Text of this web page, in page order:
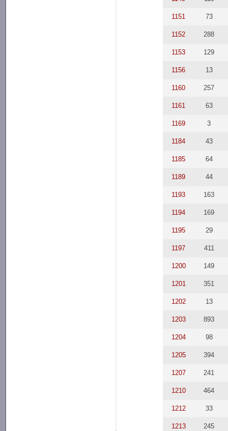
1151 73
1152 288
1153 129
1156 13
1160 257
1161 63
1169 3
1184 43
1185 64
1189 44
1193 163
1194 169
1195 29
1197 411
1200 149
1201 351
1202 13
1203 893
1204 98
1205 394
1207 241
1210 464
1212 33
1213 245